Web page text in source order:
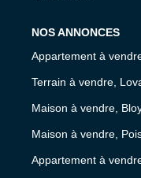
NOS ANNONCES
Appartement à
Terrain à vendre,
Maison à vendre,
Maison à vendre,
Appartement à